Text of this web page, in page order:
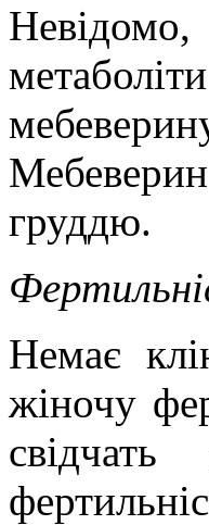
груддю.
Немає
жіночу